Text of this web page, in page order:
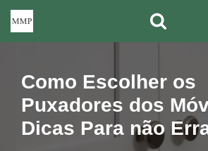
conteúdo
Como Escolher os
Puxadores dos
Dicas Para não